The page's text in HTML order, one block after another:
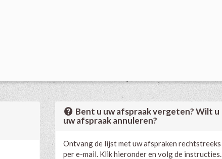
Bent u uw afspraak vergeten? Wilt u
uw afspraak annuleren?
Ontvang de lijst met uw afspraken rechtstreeks
per e-mail. Klik hieronder en volg de instructies.